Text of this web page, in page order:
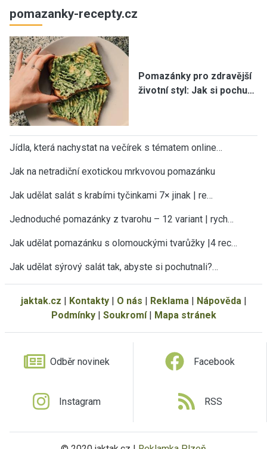
pomazanky-recepty.cz
Pomazánky pro zdravější
životní styl: Jak si pochu…
Jídla, která nachystat na večírek s tématem online…
Jak na netradiční exotickou mrkvovou pomazánku
Jak udělat salát s krabími tyčinkami 7× jinak | re…
Jednoduché pomazánky z tvarohu – 12 variant | rych…
Jak udělat pomazánku s olomouckými tvarůžky |4 rec…
Jak udělat sýrový salát tak, abyste si pochutnali?…
jaktak.cz | Kontakty| O nás | Reklama | Nápověda |
Podmínky| Soukromí| Mapa stránek
Odběr novinek Facebook
Instagram RSS